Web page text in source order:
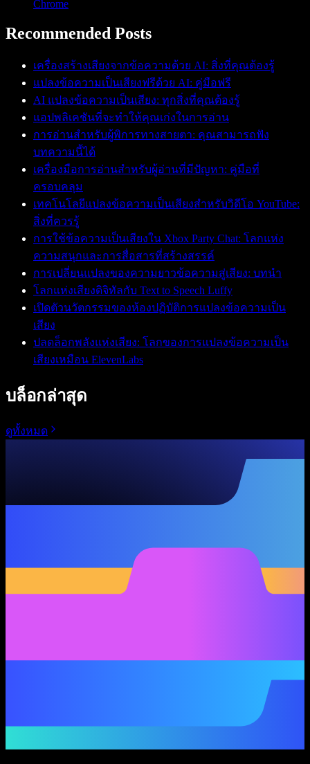
Chrome
Recommended Posts
เครื่องสร้างเสียงจากข้อความด้วย AI: สิ่งที่คุณต้องรู้
แปลงข้อความเป็นเสียงฟรีด้วย AI: คู่มือฟรี
AI แปลงข้อความเป็นเสียง: ทุกสิ่งที่คุณต้องรู้
แอปพลิเคชันที่จะทำให้คุณเก่งในการอ่าน
การอ่านสำหรับผู้พิการทางสายตา: คุณสามารถฟัง
บทความนี้ได้
เครื่องมือการอ่านสำหรับผู้อ่านที่มีปัญหา: คู่มือที่
ครอบคลุม
เทคโนโลยีแปลงข้อความเป็นเสียงสำหรับวิดีโอ YouTube:
สิ่งที่ควรรู้
การใช้ข้อความเป็นเสียงใน Xbox Party Chat: โลกแห่ง
ความสนุกและการสื่อสารที่สร้างสรรค์
การเปลี่ยนแปลงของความยาวข้อความสู่เสียง: บทนำ
โลกแห่งเสียงดิจิทัลกับ Text to Speech Luffy
เปิดตัวนวัตกรรมของห้องปฏิบัติการแปลงข้อความเป็น
เสียง
ปลดล็อกพลังแห่งเสียง: โลกของการแปลงข้อความเป็น
เสียงเหมือน ElevenLabs
บล็อกล่าสุด
ดูทั้งหมด